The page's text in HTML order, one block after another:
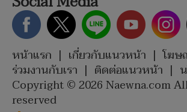
หน้าแรก | เกี่ยวกับแนวหน้า | โฆษ
ร่วมงานกับเรา | ติดต่อแนวหน้า |
Copyright © 2026 Naewna.com
reserved